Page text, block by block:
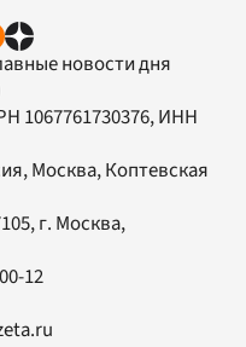
новости дня
1067761730376, ИНН
Москва, Коптевская
, г. Москва,
12